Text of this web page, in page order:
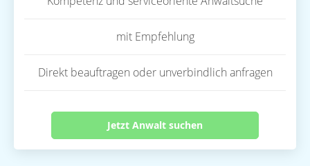
mit Empfehlung
Direkt beauftragen oder unverbindlich anfragen
Jetzt Anwalt suchen